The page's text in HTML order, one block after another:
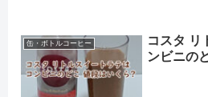
缶・ボトルコーヒー
コスタ リ
ンビニの